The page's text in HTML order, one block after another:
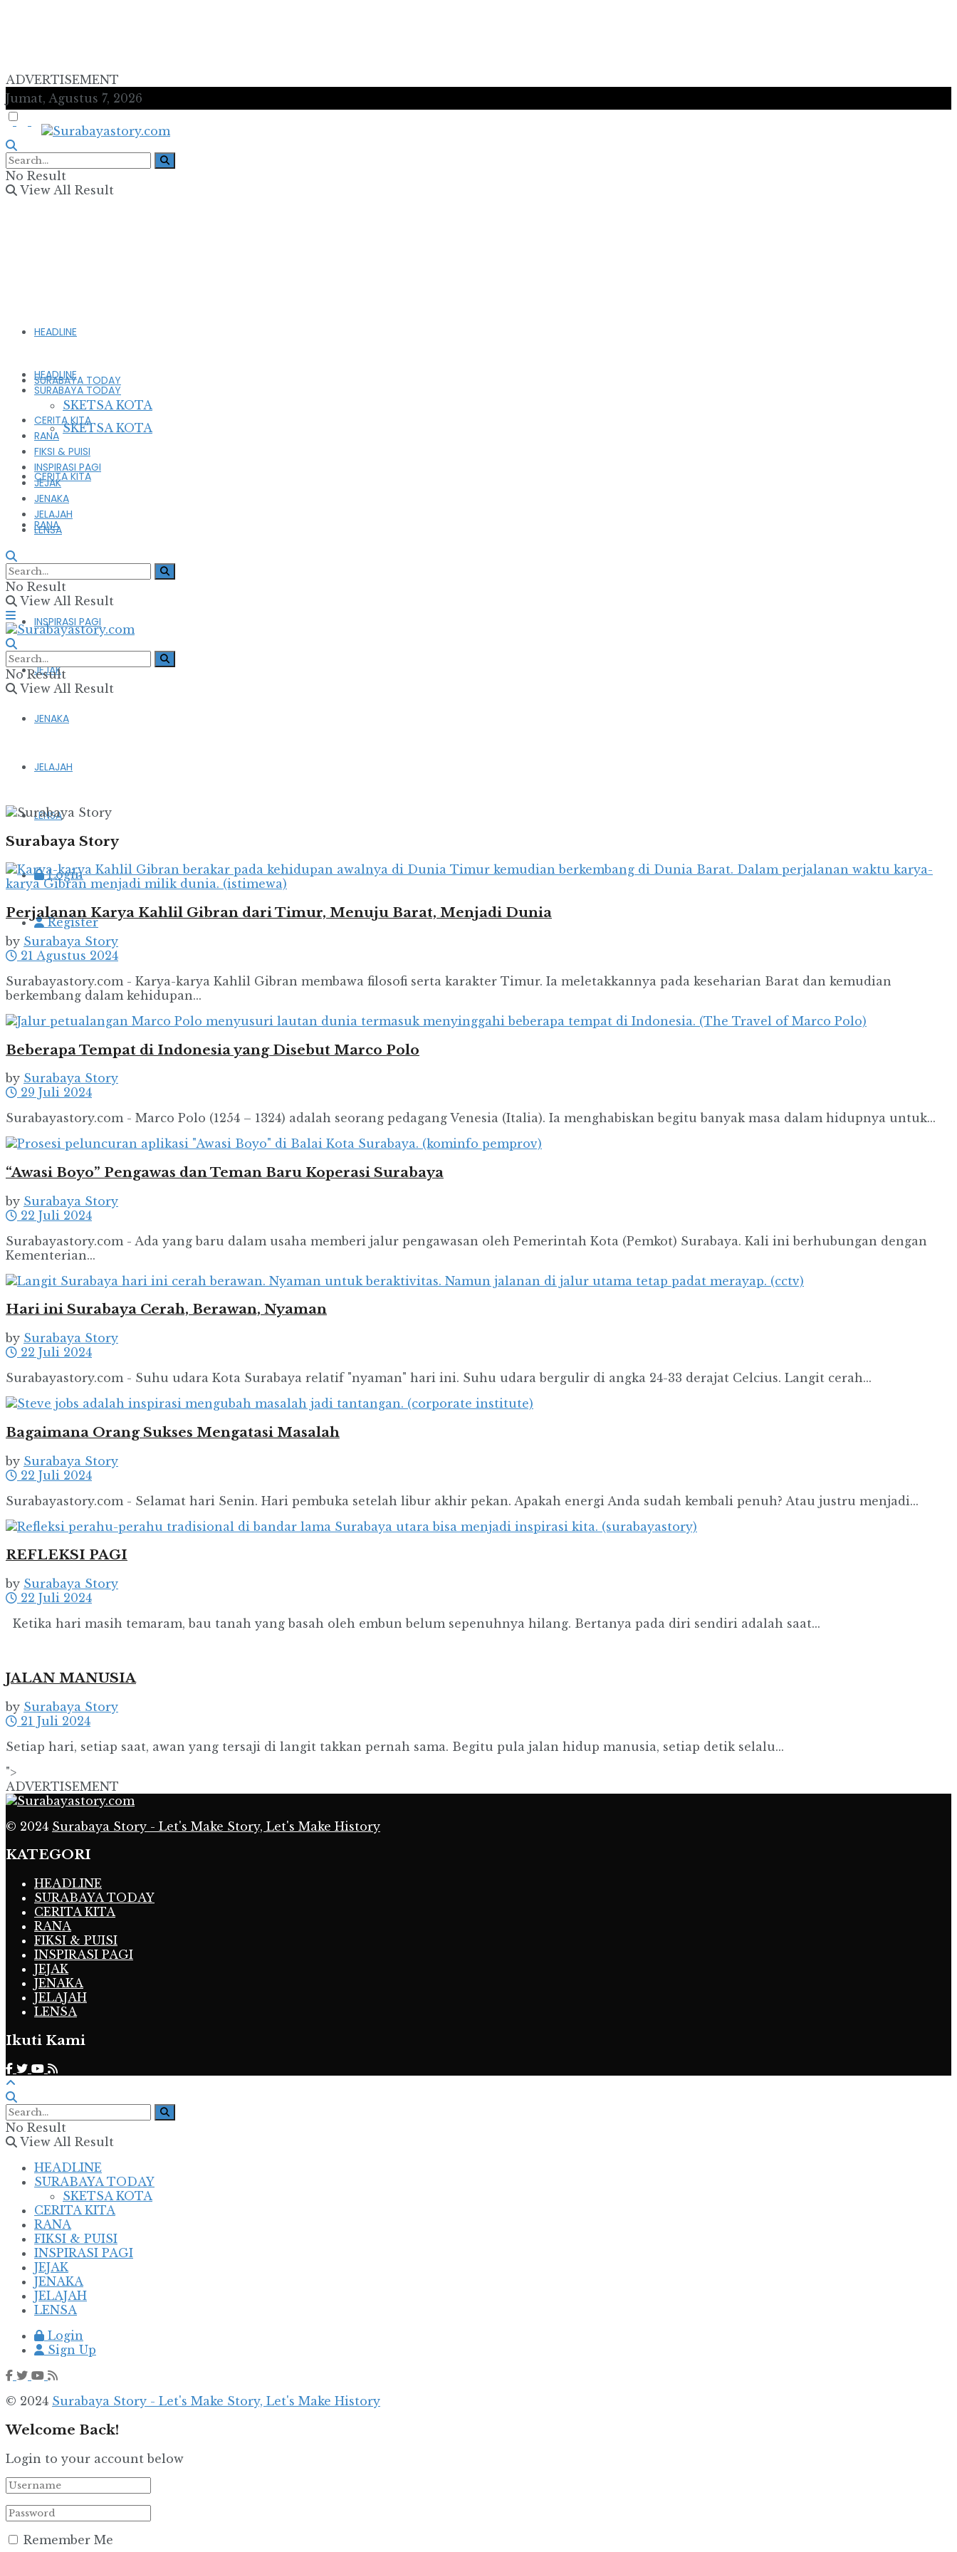
ADVERTISEMENT
Jumat, Agustus 7, 2026
No Result
View All Result
HEADLINE
SURABAYA TODAY
SKETSA KOTA
CERITA KITA
RANA
FIKSI & PUISI
INSPIRASI PAGI
JEJAK
JENAKA
JELAJAH
LENSA
Login
Register
HEADLINE
SURABAYA TODAY
SKETSA KOTA
CERITA KITA
RANA
FIKSI & PUISI
INSPIRASI PAGI
JEJAK
JENAKA
JELAJAH
LENSA
No Result
View All Result
No Result
View All Result
Surabaya Story
Perjalanan Karya Kahlil Gibran dari Timur, Menuju Barat, Menjadi Dunia
by Surabaya Story
21 Agustus 2024
Surabayastory.com - Karya-karya Kahlil Gibran membawa filosofi serta karakter Timur. Ia meletakkannya pada keseharian Barat dan kemudian
berkembang dalam kehidupan...
Beberapa Tempat di Indonesia yang Disebut Marco Polo
by Surabaya Story
29 Juli 2024
Surabayastory.com - Marco Polo (1254 – 1324) adalah seorang pedagang Venesia (Italia). Ia menghabiskan begitu banyak masa dalam hidupnya untuk...
“Awasi Boyo” Pengawas dan Teman Baru Koperasi Surabaya
by Surabaya Story
22 Juli 2024
Surabayastory.com - Ada yang baru dalam usaha memberi jalur pengawasan oleh Pemerintah Kota (Pemkot) Surabaya. Kali ini berhubungan dengan
Kementerian...
Hari ini Surabaya Cerah, Berawan, Nyaman
by Surabaya Story
22 Juli 2024
Surabayastory.com - Suhu udara Kota Surabaya relatif "nyaman" hari ini. Suhu udara bergulir di angka 24-33 derajat Celcius. Langit cerah...
Bagaimana Orang Sukses Mengatasi Masalah
by Surabaya Story
22 Juli 2024
Surabayastory.com - Selamat hari Senin. Hari pembuka setelah libur akhir pekan. Apakah energi Anda sudah kembali penuh? Atau justru menjadi...
REFLEKSI PAGI
by Surabaya Story
22 Juli 2024
Ketika hari masih temaram, bau tanah yang basah oleh embun belum sepenuhnya hilang. Bertanya pada diri sendiri adalah saat...
JALAN MANUSIA
by Surabaya Story
21 Juli 2024
Setiap hari, setiap saat, awan yang tersaji di langit takkan pernah sama. Begitu pula jalan hidup manusia, setiap detik selalu...
">
ADVERTISEMENT
© 2024 Surabaya Story - Let's Make Story, Let's Make History
KATEGORI
HEADLINE
SURABAYA TODAY
CERITA KITA
RANA
FIKSI & PUISI
INSPIRASI PAGI
JEJAK
JENAKA
JELAJAH
LENSA
Ikuti Kami
No Result
View All Result
HEADLINE
SURABAYA TODAY
SKETSA KOTA
CERITA KITA
RANA
FIKSI & PUISI
INSPIRASI PAGI
JEJAK
JENAKA
JELAJAH
LENSA
Login
Sign Up
© 2024 Surabaya Story - Let's Make Story, Let's Make History
Welcome Back!
Login to your account below
Remember Me